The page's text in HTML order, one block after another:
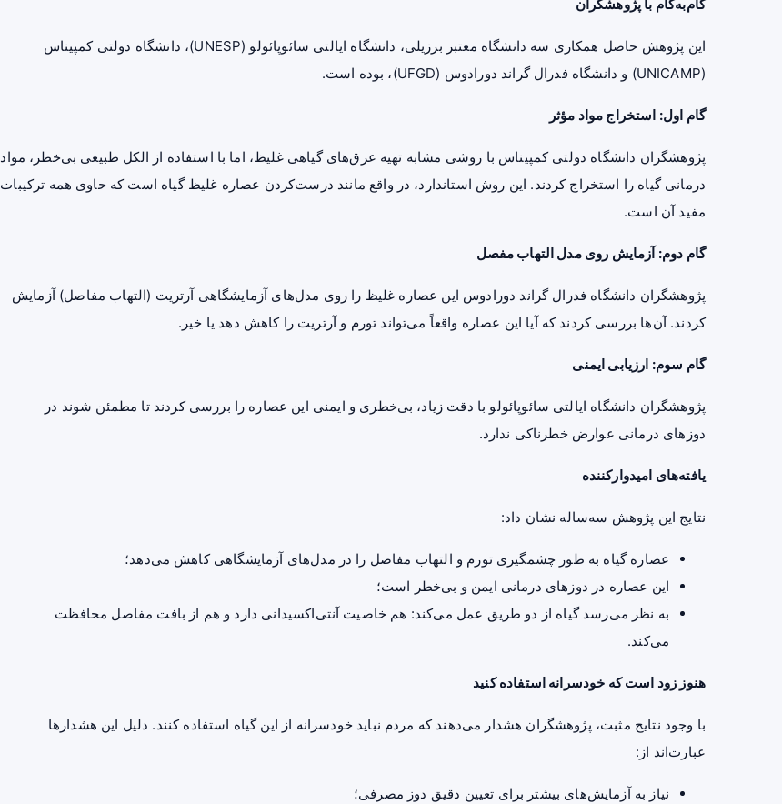
گام‌به‌گام با پژوهشگران
این پژوهش حاصل همکاری سه دانشگاه معتبر برزیلی، دانشگاه ایالتی سائوپائولو (UNESP)، دانشگاه دولتی کمپیناس
(UNICAMP) و دانشگاه فدرال گراند دورادوس (UFGD)، بوده است.
گام اول: استخراج مواد مؤثر
پژوهشگران دانشگاه دولتی کمپیناس با روشی مشابه تهیه عرق‌های گیاهی غلیظ، اما با استفاده از الکل طبیعی بی‌خطر، مواد
درمانی گیاه را استخراج کردند. این روش استاندارد، در واقع مانند درست‌کردن عصاره غلیظ گیاه است که حاوی همه ترکیبات
مفید آن است.
گام دوم: آزمایش روی مدل التهاب مفصل
پژوهشگران دانشگاه فدرال گراند دورادوس این عصاره غلیظ را روی مدل‌های آزمایشگاهی آرتریت (التهاب مفاصل) آزمایش
کردند. آن‌ها بررسی کردند که آیا این عصاره واقعاً می‌تواند تورم و آرتریت را کاهش دهد یا خیر.
گام سوم: ارزیابی ایمنی
پژوهشگران دانشگاه ایالتی سائوپائولو با دقت زیاد، بی‌خطری و ایمنی این عصاره را بررسی کردند تا مطمئن شوند در
دوزهای درمانی عوارض خطرناکی ندارد.
یافته‌های امیدوارکننده
نتایج این پژوهش سه‌ساله نشان داد:
عصاره گیاه به طور چشمگیری تورم و التهاب مفاصل را در مدل‌های آزمایشگاهی کاهش می‌دهد؛
این عصاره در دوزهای درمانی ایمن و بی‌خطر است؛
به نظر می‌رسد گیاه از دو طریق عمل می‌کند: هم خاصیت آنتی‌اکسیدانی دارد و هم از بافت مفاصل محافظت
می‌کند.
هنوز زود است که خودسرانه استفاده کنید
با وجود نتایج مثبت، پژوهشگران هشدار می‌دهند که مردم نباید خودسرانه از این گیاه استفاده کنند. دلیل این هشدارها
عبارت‌اند از:
نیاز به آزمایش‌های بیشتر برای تعیین دقیق دوز مصرفی؛